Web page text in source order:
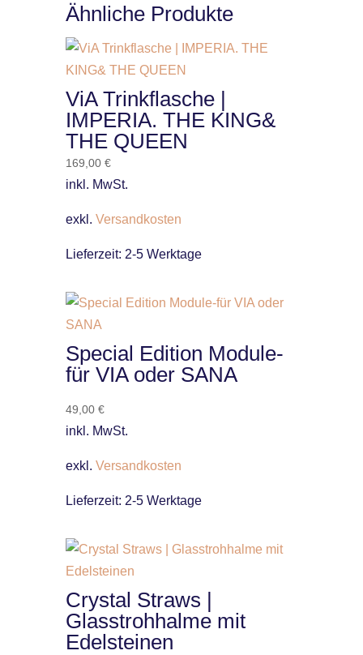
Ähnliche Produkte
ViA Trinkflasche |
IMPERIA. THE KING&
THE QUEEN
169,00 €
inkl. MwSt.
exkl. Versandkosten
Lieferzeit: 2-5 Werktage
Special Edition Module-
für VIA oder SANA
49,00 €
inkl. MwSt.
exkl. Versandkosten
Lieferzeit: 2-5 Werktage
Crystal Straws |
Glasstrohhalme mit
Edelsteinen